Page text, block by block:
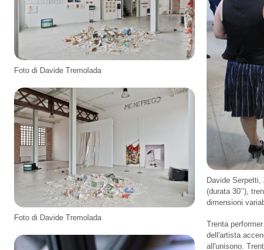
Foto di Davide Tremolada
Foto di Davide Tremolada
Davide Serpetti,
(durata 30’’),
dimensioni
Trenta
dell'artista
all'unisono.